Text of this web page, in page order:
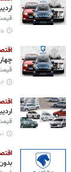
چهارشنبه